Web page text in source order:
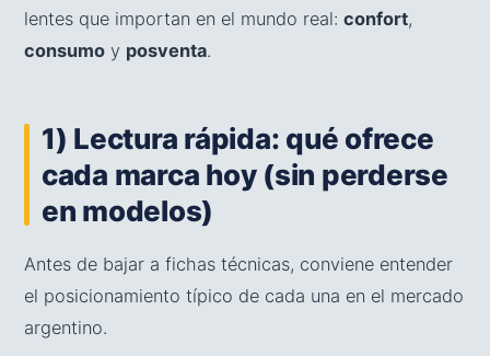
lentes que importan en el mundo real: confort,
consumo y posventa.
1) Lectura rápida: qué ofrece
cada marca hoy (sin perderse
en modelos)
Antes de bajar a fichas técnicas, conviene entender
el posicionamiento típico de cada una en el mercado
argentino.